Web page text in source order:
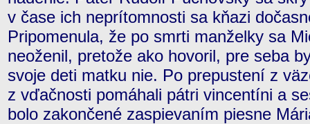
v čase ich neprítomnosti sa kňazi
Pripomenula, že po smrti manželky sa
neoženil, pretože ako hovoril, pre seba
svoje deti matku nie. Po prepustení z
z vďačnosti pomáhali pátri vincentíni a
bolo zakončené zaspievaním piesne